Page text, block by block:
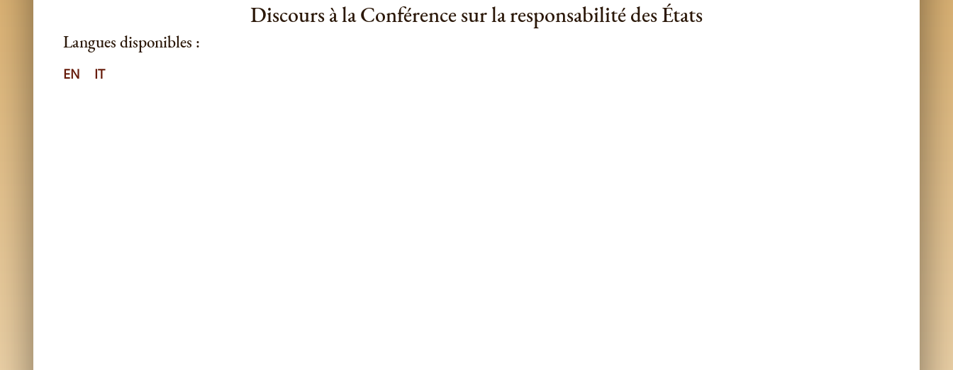
Discours à la Conférence sur la responsabilité des États
Langues disponibles :
EN IT